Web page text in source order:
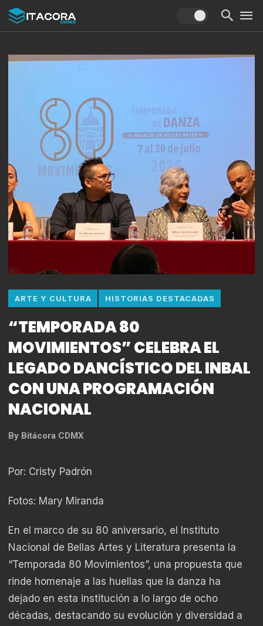
ARTE Y CULTURA HISTORIAS DESTACADAS
“TEMPORADA 80
MOVIMIENTOS” CELEBRA EL
LEGADO DANCÍSTICO DEL INBAL
CON UNA PROGRAMACIÓN
NACIONAL
By Bitácora CDMX
Por: Cristy Padrón
Fotos: Mary Miranda
En el marco de su 80 aniversario, el Instituto
Nacional de Bellas Artes y Literatura presenta la
“Temporada 80 Movimientos”, una propuesta que
rinde homenaje a las huellas que la danza ha
dejado en esta institución a lo largo de ocho
décadas, destacando su evolución y diversidad a